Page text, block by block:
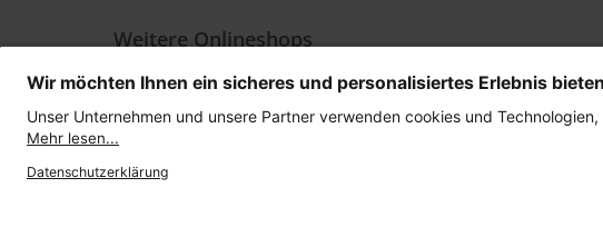
Weitere Onlineshops
Österreich